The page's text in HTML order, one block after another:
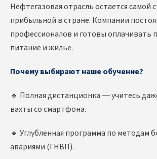
Нефтегазовая отрасль остается самой
прибыльной в стране. Компании
профессионалов и готовы оплачивать
питание и жилье.
Почему выбирают наше обучение?
🔹 Полная дистанционка — учитесь
вахты со смартфона.
🔹 Углубленная программа по методам
авариями (ГНВП).